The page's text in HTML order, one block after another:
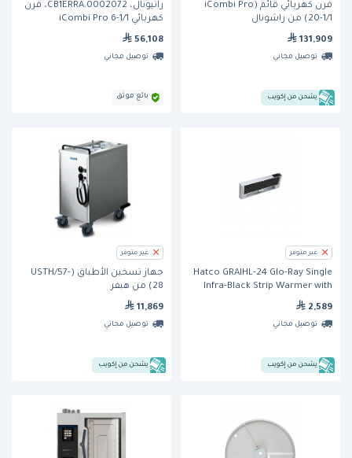
فرن كهربائي قائم (iCombi Pro
20-1/1) من راشونال
131,909
توصيل مجاني
يشحن من إكويب
راتيونال، CB1ERRA.0002072، فرن
كهربائي iCombi Pro 6-1/1
56,108
توصيل مجاني
بائع موثق
غير متوفر
Hatco GRAIHL-24 Glo-Ray Single
Infra-Black Strip Warmer with
Lights 24"
2,589
توصيل مجاني
يشحن من إكويب
غير متوفر
جهاز تسخين الأطباق (USTH/57-
28) من هبفر
11,869
توصيل مجاني
يشحن من إكويب